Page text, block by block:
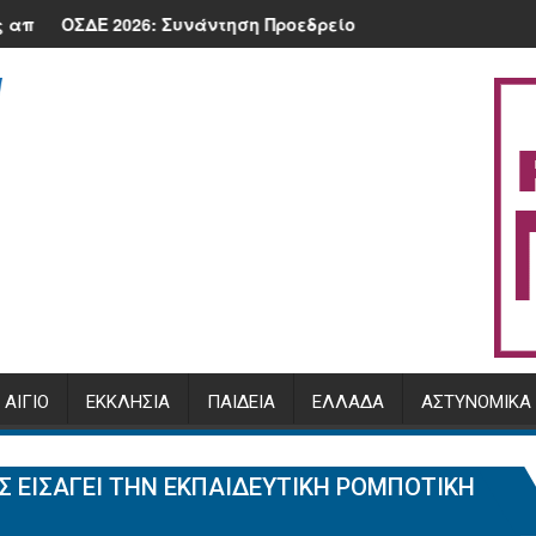
2026 στην πλατεία της Κλειτορίας
προστατεύει.
2026: Συνάντηση Προεδρείου ΕΘΕΑΣ με τον Υπουργό, Μ.
ΑΊΓΙΟ ΕΚΚΛΗΣΊΑ ΠΑΙΔΕΊΑ ΕΛΛΆΔΑ ΑΣΤΥΝΟΜΙΚΆ
ΕΙΣΆΓΕΙ ΤΗΝ ΕΚΠΑΙΔΕΥΤΙΚΉ ΡΟΜΠΟΤΙΚΉ